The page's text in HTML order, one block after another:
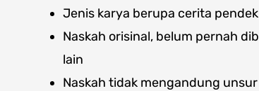
Jenis karya berupa cerita pendek
Naskah orisinal, belum pernah
lain
Naskah tidak mengandung unsur